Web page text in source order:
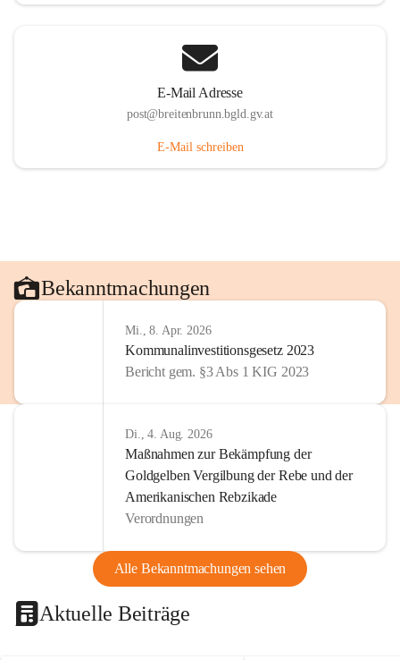
E-Mail Adresse
post@breitenbrunn.bgld.gv.at
E-Mail schreiben
Bekanntmachungen
Mi., 8. Apr. 2026
Kommunalinvestitionsgesetz 2023
Bericht gem. §3 Abs 1 KIG 2023
Di., 4. Aug. 2026
Maßnahmen zur Bekämpfung der
Goldgelben Vergilbung der Rebe und der
Amerikanischen Rebzikade
Verordnungen
Alle Bekanntmachungen sehen
Aktuelle Beiträge